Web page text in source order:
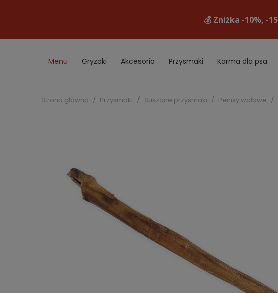
Menu Gryzaki Akcesoria Przysmaki Karma dla psa
Strona główna Przysmaki Suszone przysmaki Penisy wołowe